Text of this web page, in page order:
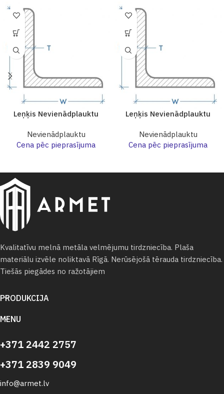
Leņķis Nevienādplauktu
Nevienādplauktu
Cena pēc pieprasījuma
Leņķis Nevienādplauktu
Nevienādplauktu
Cena pēc pieprasījuma
Kvalitatīvu melnā metāla velmējumu tirdzniecība. Plaša
materiālu izvēle noliktavā Rīgā. Nerūsējošā tērauda tirdzniecība.
Tiešās piegādes no ražotājiem
PRODUKCIJA
MENU
+371 2442 2757
+371 2839 9049
info@armet.lv